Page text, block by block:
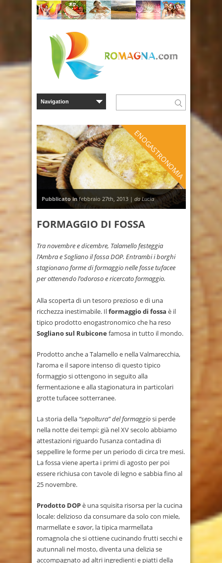
ENOGASTRONOMIA
Pubblicato infebbraio 27th, 2013 | da Lucia
FORMAGGIO DI FOSSA
Tra novembre e dicembre, Talamello festeggia
l’Ambra e Sogliano il fossa DOP. Entrambi i borghi
stagionano forme di formaggio nelle fosse tufacee
per ottenendo l’odoroso e ricercato formaggio.
Alla scoperta di un tesoro prezioso e di una
ricchezza inestimabile. Ilformaggio di fossa è il
tipico prodotto enogastronomico che ha reso
Sogliano sul Rubicone famosa in tutto il mondo.
Prodotto anche a Talamello e nella Valmarecchia,
l’aroma e il sapore intenso di questo tipico
formaggio si ottengono in seguito alla
fermentazione e alla stagionatura in particolari
grotte tufacee sotterranee.
La storia della “sepoltura” del formaggiosi perde
nella notte dei tempi: già nel XV secolo abbiamo
attestazioni riguardo l’usanza contadina di
seppellire le forme per un periodo di circa tre mesi.
La fossa viene aperta i primi di agosto per poi
essere richiusa con tavole di legno e sabbia fino al
25 novembre.
Prodotto DOPè una squisita risorsa per la cucina
locale: delizioso da consumare da solo con miele,
marmellate esavor, la tipica marmellata
romagnola che si ottiene cucinando frutti secchi e
autunnali nel mosto, diventa una delizia se
accompagnato ad altri ingredienti e piatti della